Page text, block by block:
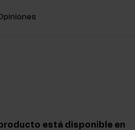
está disponible en